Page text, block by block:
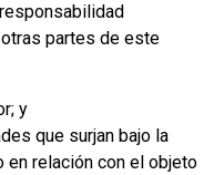
partes de este
y
que surjan bajo la
relación con el objeto